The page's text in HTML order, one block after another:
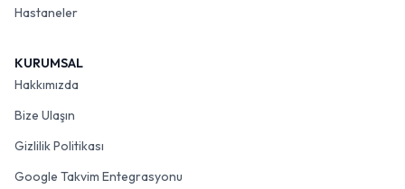
Hastaneler
KURUMSAL
Hakkımızda
Bize Ulaşın
Gizlilik Politikası
Google Takvim Entegrasyonu